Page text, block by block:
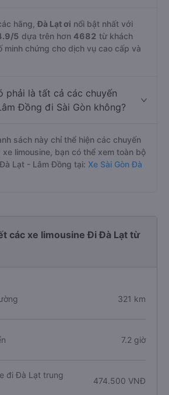
hãng,Đà Lạt ơi nổi bật nhất với
/5 dựa trên hơn 4682 từ khách
minh chứng cho dịch vụ cao cấp và
phải là tất cả các chuyến
Đồng đi Sài Gòn không?
sách này chỉ thể hiện các chuyến
limousine, bạn có thể xem toàn bộ
Lạt - Lâm Đồng tại: Xe Sài Gòn Đà
các xe limousine Đi Đà Lạt từ
321 km
7.2 giờ
đi Đà Lạt trung
474.500 VNĐ